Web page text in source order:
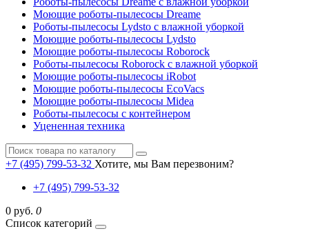
Моющие роботы-пылесосы Dreame
Роботы-пылесосы Lydsto с влажной уборкой
Моющие роботы-пылесосы Lydsto
Моющие роботы-пылесосы Roborock
Роботы-пылесосы Roborock с влажной уборкой
Моющие роботы-пылесосы iRobot
Моющие роботы-пылесосы EcoVacs
Моющие роботы-пылесосы Midea
Роботы-пылесосы с контейнером
Уцененная техника
+7 (495) 799-53-32 Хотите, мы Вам перезвоним?
+7 (495) 799-53-32
0 руб. 0
Список категорий